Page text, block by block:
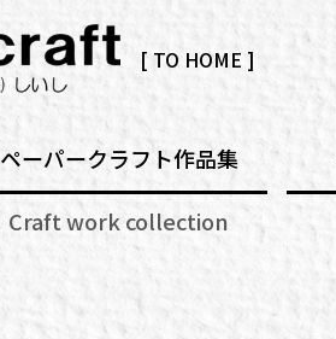
[ TO HOME ]
ペーパークラフト作品集
Craft work collection